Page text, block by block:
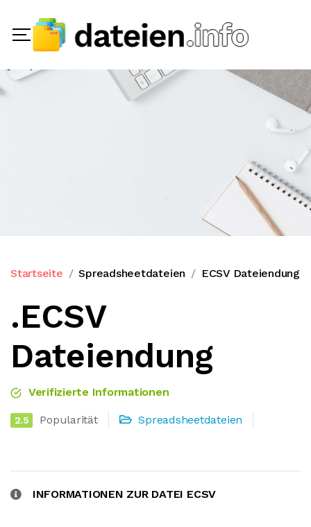
Startseite Spreadsheetdateien ECSV Dateiendung
.ECSV
Dateiendung
Verifizierte Informationen
2.5 Popularität Spreadsheetdateien
INFORMATIONEN ZUR DATEI ECSV